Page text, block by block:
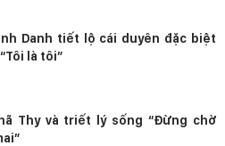
Danh tiết lộ cái duyên đặc biệt
là tôi”
Thy và triết lý sống “Đừng chờ